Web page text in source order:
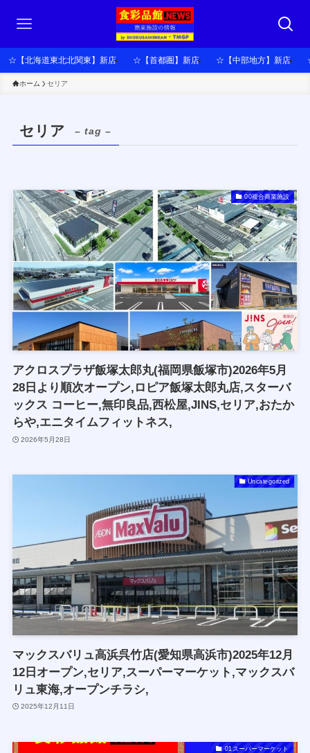
☆【北海道東北北関東】新店 ☆【首都圏】新店 ☆【中部地方】新店
ホーム セリア
セリア – tag –
00複合商業施設
アクロスプラザ飯塚太郎丸(福岡県飯塚市)2026年5月
28日より順次オープン,ロピア飯塚太郎丸店,スターバ
ックス コーヒー,無印良品,西松屋,JINS,セリア,おたか
らや,エニタイムフィットネス,
2026年5月28日
Uncategorized
マックスバリュ高浜呉竹店(愛知県高浜市)2025年12月
12日オープン,セリア,スーパーマーケット,マックスバ
リュ東海,オープンチラシ,
2025年12月11日
01スーパーマーケット